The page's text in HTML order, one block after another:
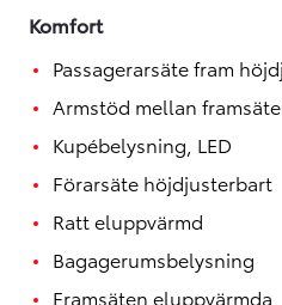
Komfort
Passagerarsäte fram
Armstöd mellan
Kupébelysning, LED
Förarsäte höjdjusterbart
Ratt eluppvärmd
Bagagerumsbelysning
Framsäten eluppvärmda